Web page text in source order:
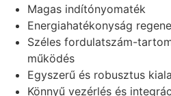
Magas indítónyomaték
Energiahatékonyság
Széles fordulatszám-
működés
Egyszerű és robusztus
Könnyű vezérlés és